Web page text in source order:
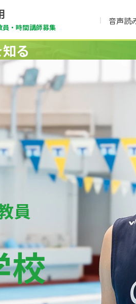
・時間講師募集
音声読
る
員
校